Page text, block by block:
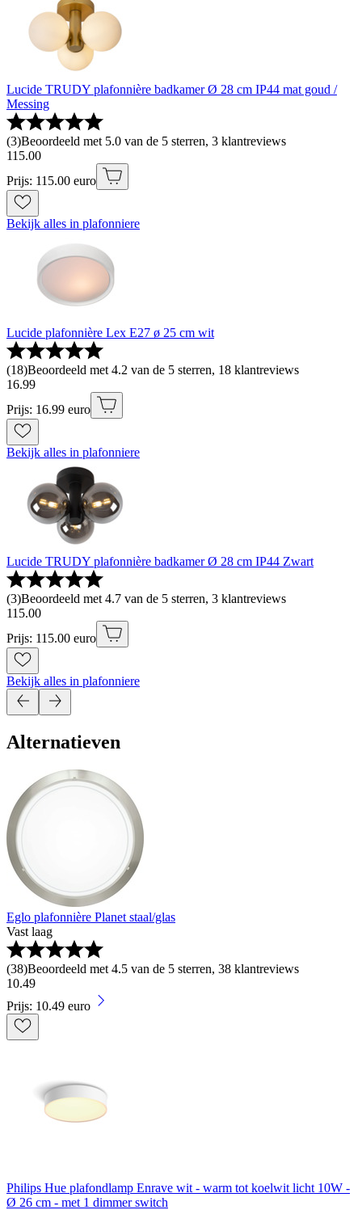
Lucide TRUDY plafonnière badkamer Ø 28 cm IP44 mat goud /
Messing
(3)Beoordeeld met 5.0 van de 5 sterren, 3 klantreviews
115.00
Prijs: 115.00 euro
Bekijk alles in plafonniere
Lucide plafonnière Lex E27 ø 25 cm wit
(18)Beoordeeld met 4.2 van de 5 sterren, 18 klantreviews
16.99
Prijs: 16.99 euro
Bekijk alles in plafonniere
Lucide TRUDY plafonnière badkamer Ø 28 cm IP44 Zwart
(3)Beoordeeld met 4.7 van de 5 sterren, 3 klantreviews
115.00
Prijs: 115.00 euro
Bekijk alles in plafonniere
Alternatieven
Eglo plafonnière Planet staal/glas
Vast laag
(38)Beoordeeld met 4.5 van de 5 sterren, 38 klantreviews
10.49
Prijs: 10.49 euro
Philips Hue plafondlamp Enrave wit - warm tot koelwit licht 10W -
Ø 26 cm - met 1 dimmer switch